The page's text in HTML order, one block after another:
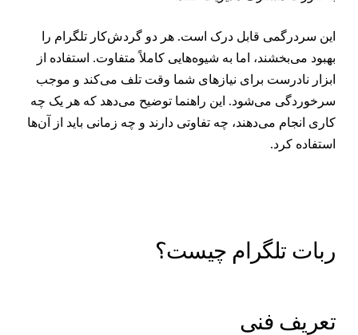
سردرگمی قابل درک است. هر دو گردش‌کار تلگرام را
می‌بخشند، اما به شیوه‌هایی کاملاً متفاوت. استفاده از
نادرست برای نیازهای شما وقت تلف می‌کند و موجب
می‌شود. این راهنما توضیح می‌دهد که هر یک چه
انجام می‌دهند، چه تفاوتی دارند و چه زمانی باید از آن‌ها
کرد.
تلگرام چیست؟
فنی